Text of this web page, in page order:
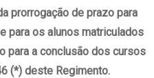
prorrogação de prazo para
para os alunos matriculados
para a conclusão dos cursos
(*) deste Regimento.